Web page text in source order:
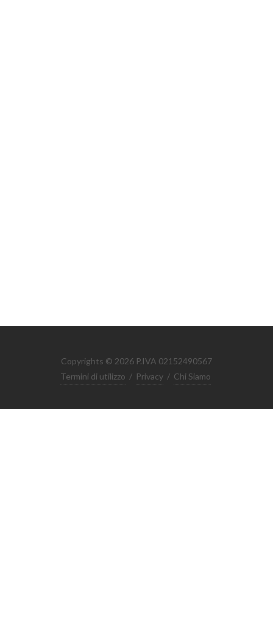
Copyrights © 2026 P.IVA 02152490567
Termini di utilizzo / Privacy / Chi Siamo